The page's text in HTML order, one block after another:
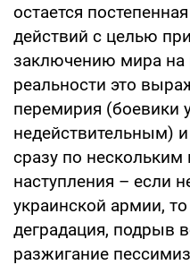
остается
действий с целью
заключению мира на
реальности это
перемирия (боевики
недействительным)
сразу по
наступления – если
украинской армии,
деградация, подрыв
разжигание